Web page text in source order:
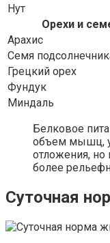
Нут
Орехи и
Арахис
Семя
Грецкий орех
Фундук
Миндаль
Белковое
объем мышц,
отложения,
более
Суточная